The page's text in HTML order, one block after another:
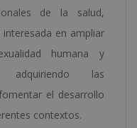
de la salud,
en ampliar
humana y
adquiriendo las
el desarrollo
contextos.